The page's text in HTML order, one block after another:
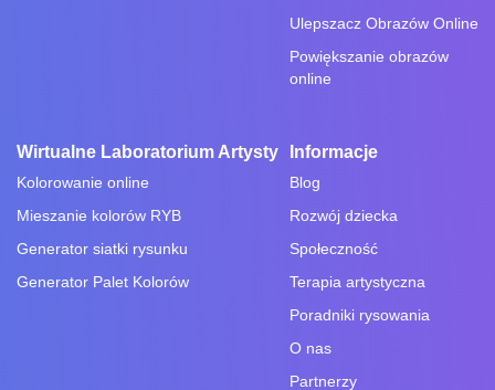
Ulepszacz Obrazów Online
Powiększanie obrazów
online
Wirtualne Laboratorium Artysty
Kolorowanie online
Mieszanie kolorów RYB
Generator siatki rysunku
Generator Palet Kolorów
Informacje
Blog
Rozwój dziecka
Społeczność
Terapia artystyczna
Poradniki rysowania
O nas
Partnerzy